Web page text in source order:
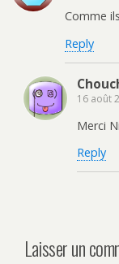
Comme
Reply
16 août
Merci
Reply
Laisser un